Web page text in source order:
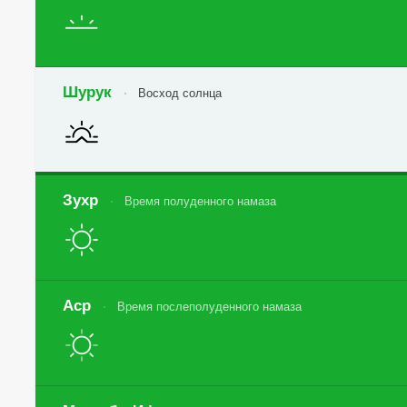
Шурук Восход солнца
Зухр Время полуденного намаза
Аср Время послеполуденного намаза